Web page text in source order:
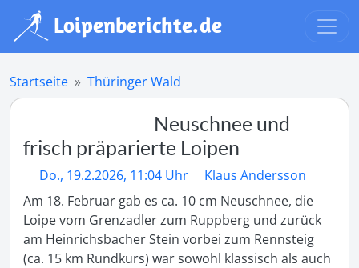
Startseite Thüringer Wald
Neuschnee und
frisch präparierte Loipen
Do., 19.2.2026, 11:04 Uhr
Klaus Andersson
Am 18. Februar gab es ca. 10 cm Neuschnee, die
Loipe vom Grenzadler zum Ruppberg und zurück
am Heinrichsbacher Stein vorbei zum Rennsteig
(ca. 15 km Rundkurs) war sowohl klassisch als auch